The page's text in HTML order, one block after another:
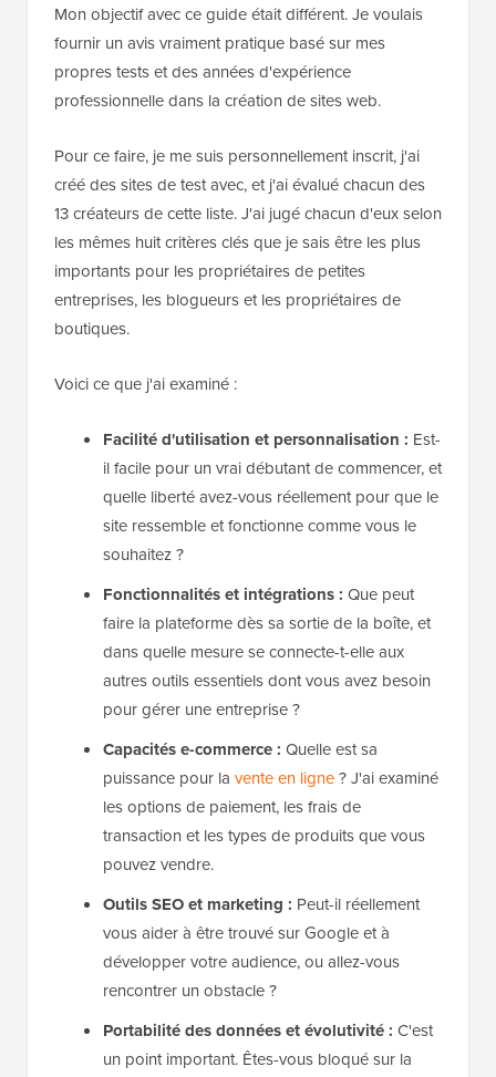
Mon objectif avec ce guide était différent. Je voulais
fournir un avis vraiment pratique basé sur mes
propres tests et des années d'expérience
professionnelle dans la création de sites web.
Pour ce faire, je me suis personnellement inscrit, j'ai
créé des sites de test avec, et j'ai évalué chacun des
13 créateurs de cette liste. J'ai jugé chacun d'eux selon
les mêmes huit critères clés que je sais être les plus
importants pour les propriétaires de petites
entreprises, les blogueurs et les propriétaires de
boutiques.
Voici ce que j'ai examiné :
Facilité d'utilisation et personnalisation : Est-
il facile pour un vrai débutant de commencer, et
quelle liberté avez-vous réellement pour que le
site ressemble et fonctionne comme vous le
souhaitez ?
Fonctionnalités et intégrations : Que peut
faire la plateforme dès sa sortie de la boîte, et
dans quelle mesure se connecte-t-elle aux
autres outils essentiels dont vous avez besoin
pour gérer une entreprise ?
Capacités e-commerce : Quelle est sa
puissance pour la vente en ligne? J'ai examiné
les options de paiement, les frais de
transaction et les types de produits que vous
pouvez vendre.
Outils SEO et marketing : Peut-il réellement
vous aider à être trouvé sur Google et à
développer votre audience, ou allez-vous
rencontrer un obstacle ?
Portabilité des données et évolutivité : C'est
un point important. Êtes-vous bloqué sur la